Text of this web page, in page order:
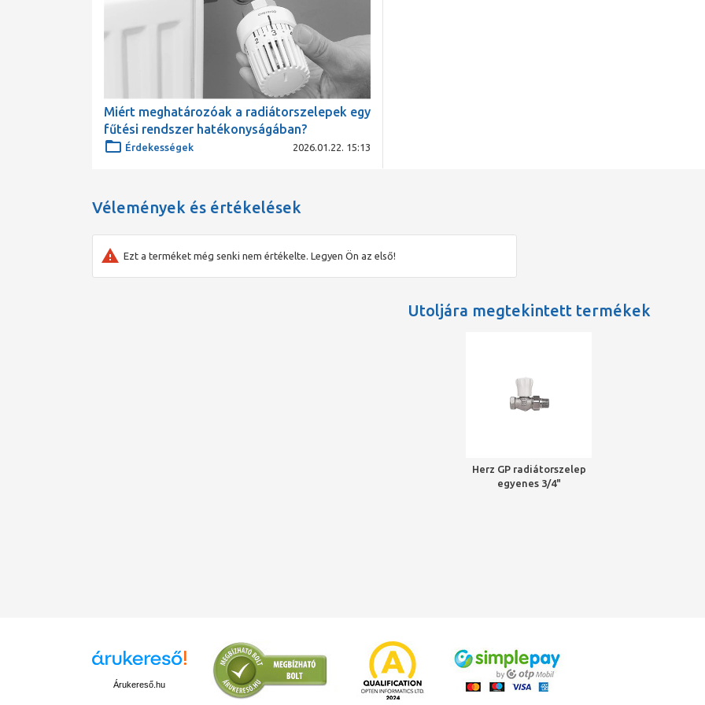
Miért meghatározóak a radiátorszelepek egy
fűtési rendszer hatékonyságában?
Érdekességek 2026.01.22. 15:13
Vélemények és értékelések
Ezt a terméket még senki nem értékelte. Legyen Ön az első!
Utoljára megtekintett termékek
Herz GP radiátorszelep
egyenes 3/4"
Árukereső.hu